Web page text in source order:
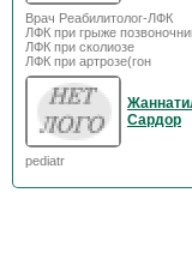
Врач Реабилитолог-ЛФК
ЛФК при грыже
ЛФК при сколиозе
ЛФК при артрозе(гон
Сардор
pediatr